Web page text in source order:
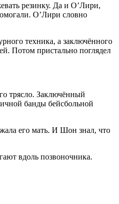
резинку. Да и О’Лири,
О’Лири словно
техника, а заключённого
Потом пристально поглядел
трясло. Заключённый
банды бейсбольной
его мать. И Шон знал, что
вдоль позвоночника.